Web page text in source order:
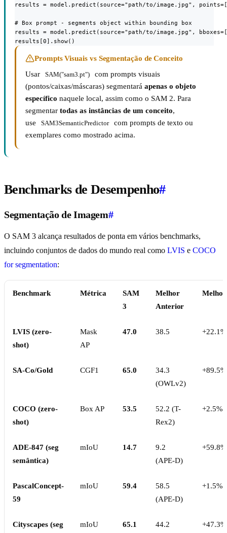
results = model.predict(source="path/to/image.jpg",
# Box prompt - segments object within bounding box
results = model.predict(source="path/to/image.jpg",
results[0].show()
Prompts Visuais vs Segmentação de Conceito
Usar
SAM("sam3.pt")
com prompts visuais
(pontos/caixas/máscaras) segmentará apenas o objeto
específico naquele local, assim como o SAM 2. Para
segmentar todas as instâncias de um conceito,
use
SAM3SemanticPredictor
com prompts de texto ou
exemplares como mostrado acima.
Benchmarks de Desempenho#
Segmentação de Imagem#
O SAM 3 alcança resultados de ponta em vários benchmarks,
incluindo conjuntos de dados do mundo real como LVIS e COCO
for segmentation:
Benchmark Métrica
SAM
3
Melhor
Anterior
LVIS (zero-
shot)
Mask
AP
47.0 38.5 +22.1%
SA-Co/Gold CGF1 65.0
34.3
(OWLv2)
+89.5%
COCO (zero-
shot)
Box AP 53.5
52.2 (T-
Rex2)
+2.5%
ADE-847 (seg
semântica)
mIoU 14.7
9.2
(APE-D)
+59.8%
PascalConcept-
59
mIoU 59.4
58.5
(APE-D)
+1.5%
Cityscapes (seg mIoU 65.1 44.2 +47.3%